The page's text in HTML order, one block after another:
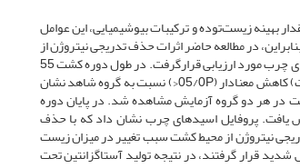
بهینه زیست‌توده و ترکیبات بیوشیمیایی، این عوامل
در مطالعه حاضر اثرات حذف تدریجی نیتروژن از
محیط کشت در دو مرحله بر میزان رشد، کلروفیل، آستاگزانتین، ترکیبات بیوشیمیایی و پروفایل اسیدهای چرب مورد ارزیابی قرارگرفت. در طول دوره کشت 55
روزه میزان زیست‌‌توده و کلروفیل تولید شده در گروه تیمار (شامل حذف تدریجی نیتروژن از محیط کشت) کاهش معنادار (05/0P<) نسبت به گروه شاهد نشان
در هر دو گروه آزمایش مشاهده شد. در پایان دوره
یافت. پروفایل اسیدهای چرب نشان داد که با حذف
نیتروژن از محیط کشت سبب تغییر در میزان زیست
قرار گرفتند، در نتیجه تولید آستاگزانتین تحت